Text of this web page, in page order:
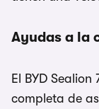
Ayudas a la
El BYD
completa de